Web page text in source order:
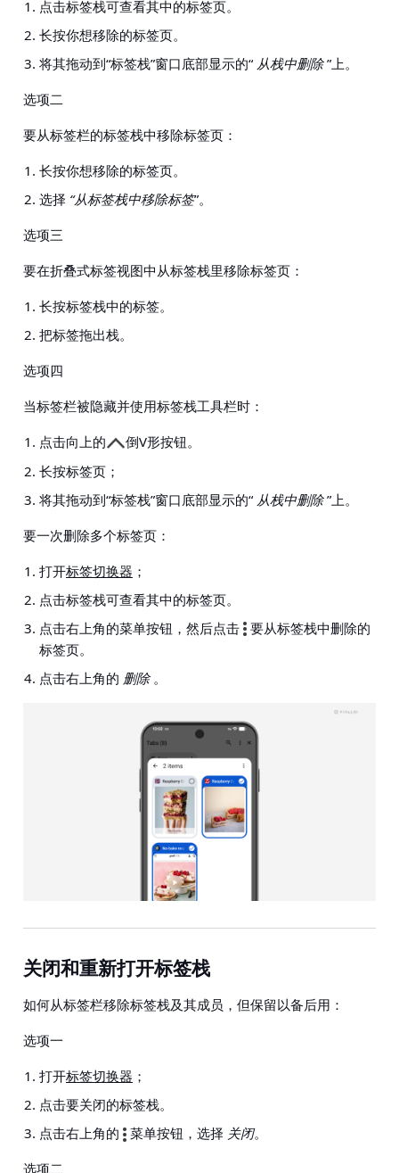
点击标签栈可查看其中的标签页。
长按你想移除的标签页。
将其拖动到“标签栈”窗口底部显示的“ 从栈中删除”上。
选项二
要从标签栏的标签栈中移除标签页：
长按你想移除的标签页。
选择 “从标签栈中移除标签”。
选项三
要在折叠式标签视图中从标签栈里移除标签页：
长按标签栈中的标签。
把标签拖出栈。
选项四
当标签栏被隐藏并使用标签栈工具栏时：
点击向上的
倒V形按钮。
长按标签页；
将其拖动到“标签栈”窗口底部显示的“ 从栈中删除”上。
要一次删除多个标签页：
打开标签切换器 ；
点击标签栈可查看其中的标签页。
点击右上角的菜单按钮，然后点击 要从标签栈中删除的
标签页。
点击右上角的 删除。
关闭和重新打开标签栈
如何从标签栏移除标签栈及其成员，但保留以备后用：
选项一
打开标签切换器 ；
点击要关闭的标签栈。
点击右上角的
菜单按钮，选择 关闭。
选项二